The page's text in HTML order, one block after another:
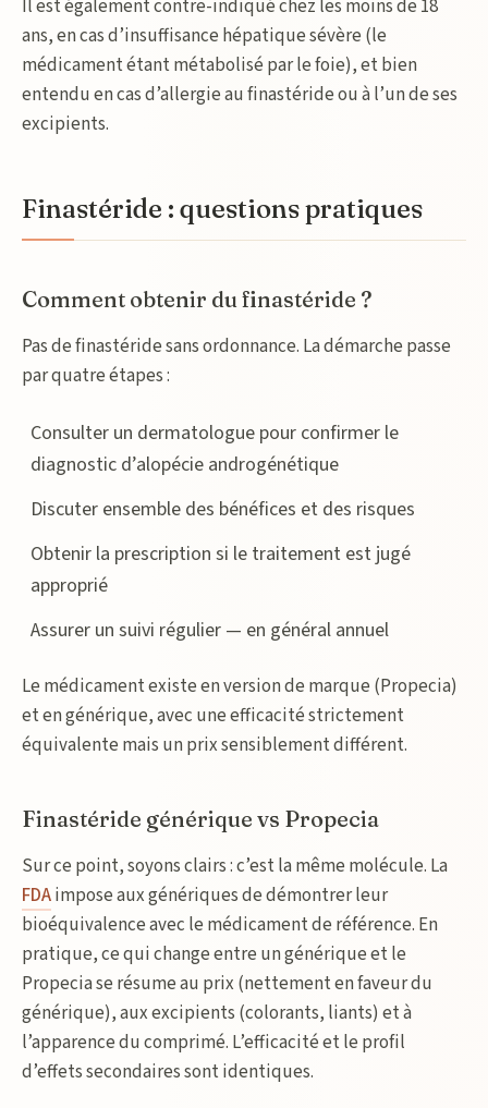
Il est également contre-indiqué chez les moins de 18
ans, en cas d’insuffisance hépatique sévère (le
médicament étant métabolisé par le foie), et bien
entendu en cas d’allergie au finastéride ou à l’un de ses
excipients.
Finastéride : questions pratiques
Comment obtenir du finastéride ?
Pas de finastéride sans ordonnance. La démarche passe
par quatre étapes :
Consulter un dermatologue pour confirmer le
diagnostic d’alopécie androgénétique
Discuter ensemble des bénéfices et des risques
Obtenir la prescription si le traitement est jugé
approprié
Assurer un suivi régulier — en général annuel
Le médicament existe en version de marque (Propecia)
et en générique, avec une efficacité strictement
équivalente mais un prix sensiblement différent.
Finastéride générique vs Propecia
Sur ce point, soyons clairs : c’est la même molécule. La
FDAimpose aux génériques de démontrer leur
bioéquivalence avec le médicament de référence. En
pratique, ce qui change entre un générique et le
Propecia se résume au prix (nettement en faveur du
générique), aux excipients (colorants, liants) et à
l’apparence du comprimé. L’efficacité et le profil
d’effets secondaires sont identiques.